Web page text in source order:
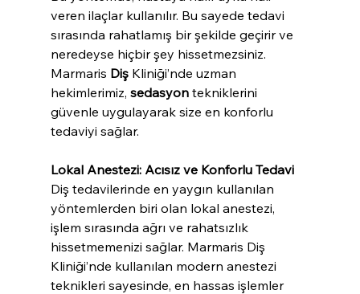
veren ilaçlar kullanılır. Bu sayede tedavi
sırasında rahatlamış bir şekilde geçirir ve
neredeyse hiçbir şey hissetmezsiniz.
Marmaris Diş Kliniği’nde uzman
hekimlerimiz, sedasyon tekniklerini
güvenle uygulayarak size en konforlu
tedaviyi sağlar.
Lokal Anestezi: Acısız ve Konforlu Tedavi
Diş tedavilerinde en yaygın kullanılan
yöntemlerden biri olan lokal anestezi,
işlem sırasında ağrı ve rahatsızlık
hissetmemenizi sağlar. Marmaris Diş
Kliniği’nde kullanılan modern anestezi
teknikleri sayesinde, en hassas işlemler